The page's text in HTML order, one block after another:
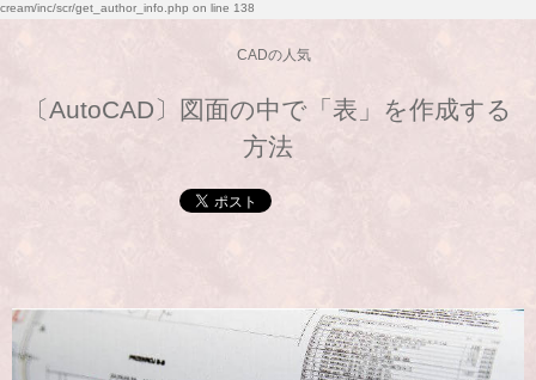
cream/inc/scr/get_author_info.php on line 138
CADの人気
〔AutoCAD〕図面の中で「表」を作成する
方法